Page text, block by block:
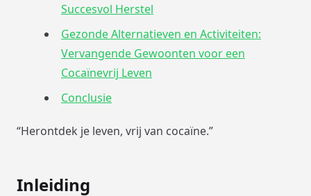
Succesvol Herstel
Gezonde Alternatieven en Activiteiten:
Vervangende Gewoonten voor een
Cocaïnevrij Leven
Conclusie
“Herontdek je leven, vrij van cocaïne.”
Inleiding